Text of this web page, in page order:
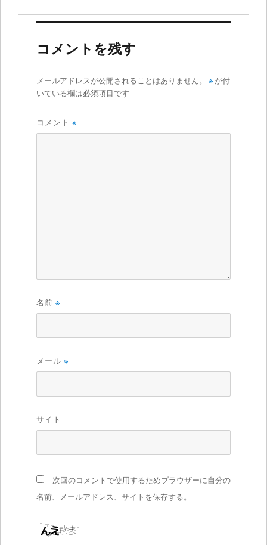
コメントを残す
メールアドレスが公開されることはありません。 ※が付
いている欄は必須項目です
コメント ※
名前 ※
メール ※
サイト
次回のコメントで使用するためブラウザーに自分の
名前、メールアドレス、サイトを保存する。